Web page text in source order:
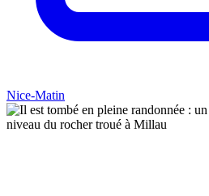
Nice-Matin